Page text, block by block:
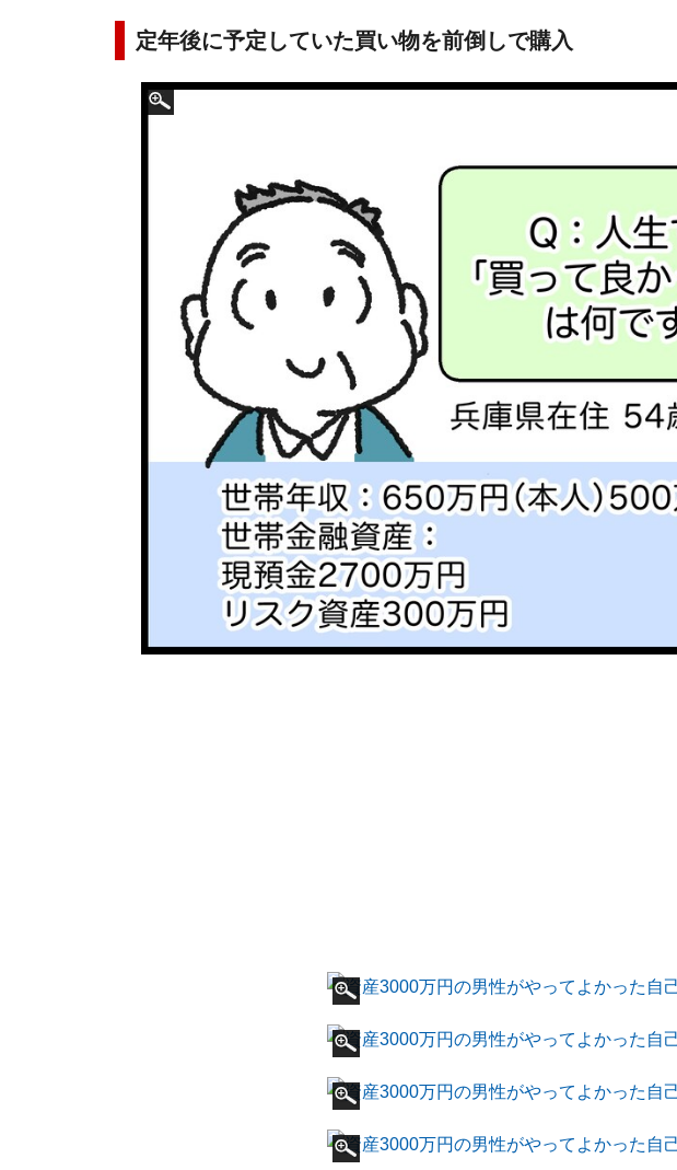
定年後に予定していた買い物を前倒しで購入